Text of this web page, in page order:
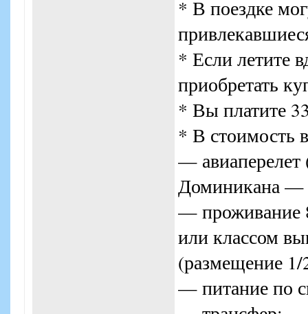
* В поездке
* Если летите
приобретать
* Вы платите
* В стоимость
—
Доминикана —
— проживание
или классом
(размещение
— питание по